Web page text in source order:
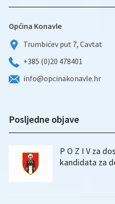
Općina Konavle
Trumbićev put 7, Cavtat
+385 (0)20 478401
info@opcinakonavle.hr
Posljedne objave
P O Z I V za
kandidata za